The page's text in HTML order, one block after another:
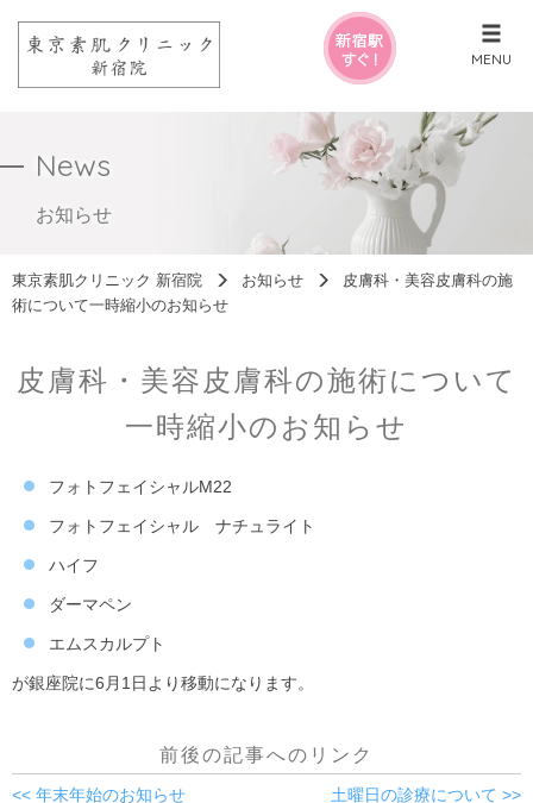
MENU
News
お知らせ
東京素肌クリニック 新宿院 お知らせ
皮膚科・美容皮膚科の施
術について一時縮小のお知らせ
皮膚科・美容皮膚科の施術について
一時縮小のお知らせ
フォトフェイシャルM22
フォトフェイシャル ナチュライト
ハイフ
ダーマペン
エムスカルプト
が銀座院に6月1日より移動になります。
前後の記事へのリンク
<< 年末年始のお知らせ 土曜日の診療について >>